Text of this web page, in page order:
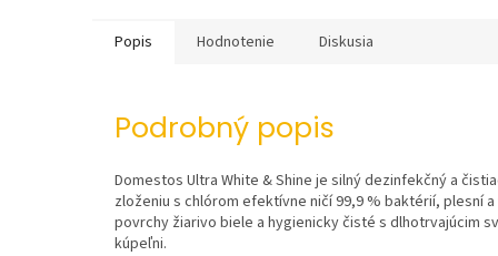
Popis Hodnotenie Diskusia
Podrobný popis
Domestos Ultra White & Shine je silný dezinfekčný a
zloženiu s chlórom efektívne ničí 99,9 % baktérií, plesní
povrchy žiarivo biele a hygienicky čisté s dlhotrvajúcim
kúpeľni.